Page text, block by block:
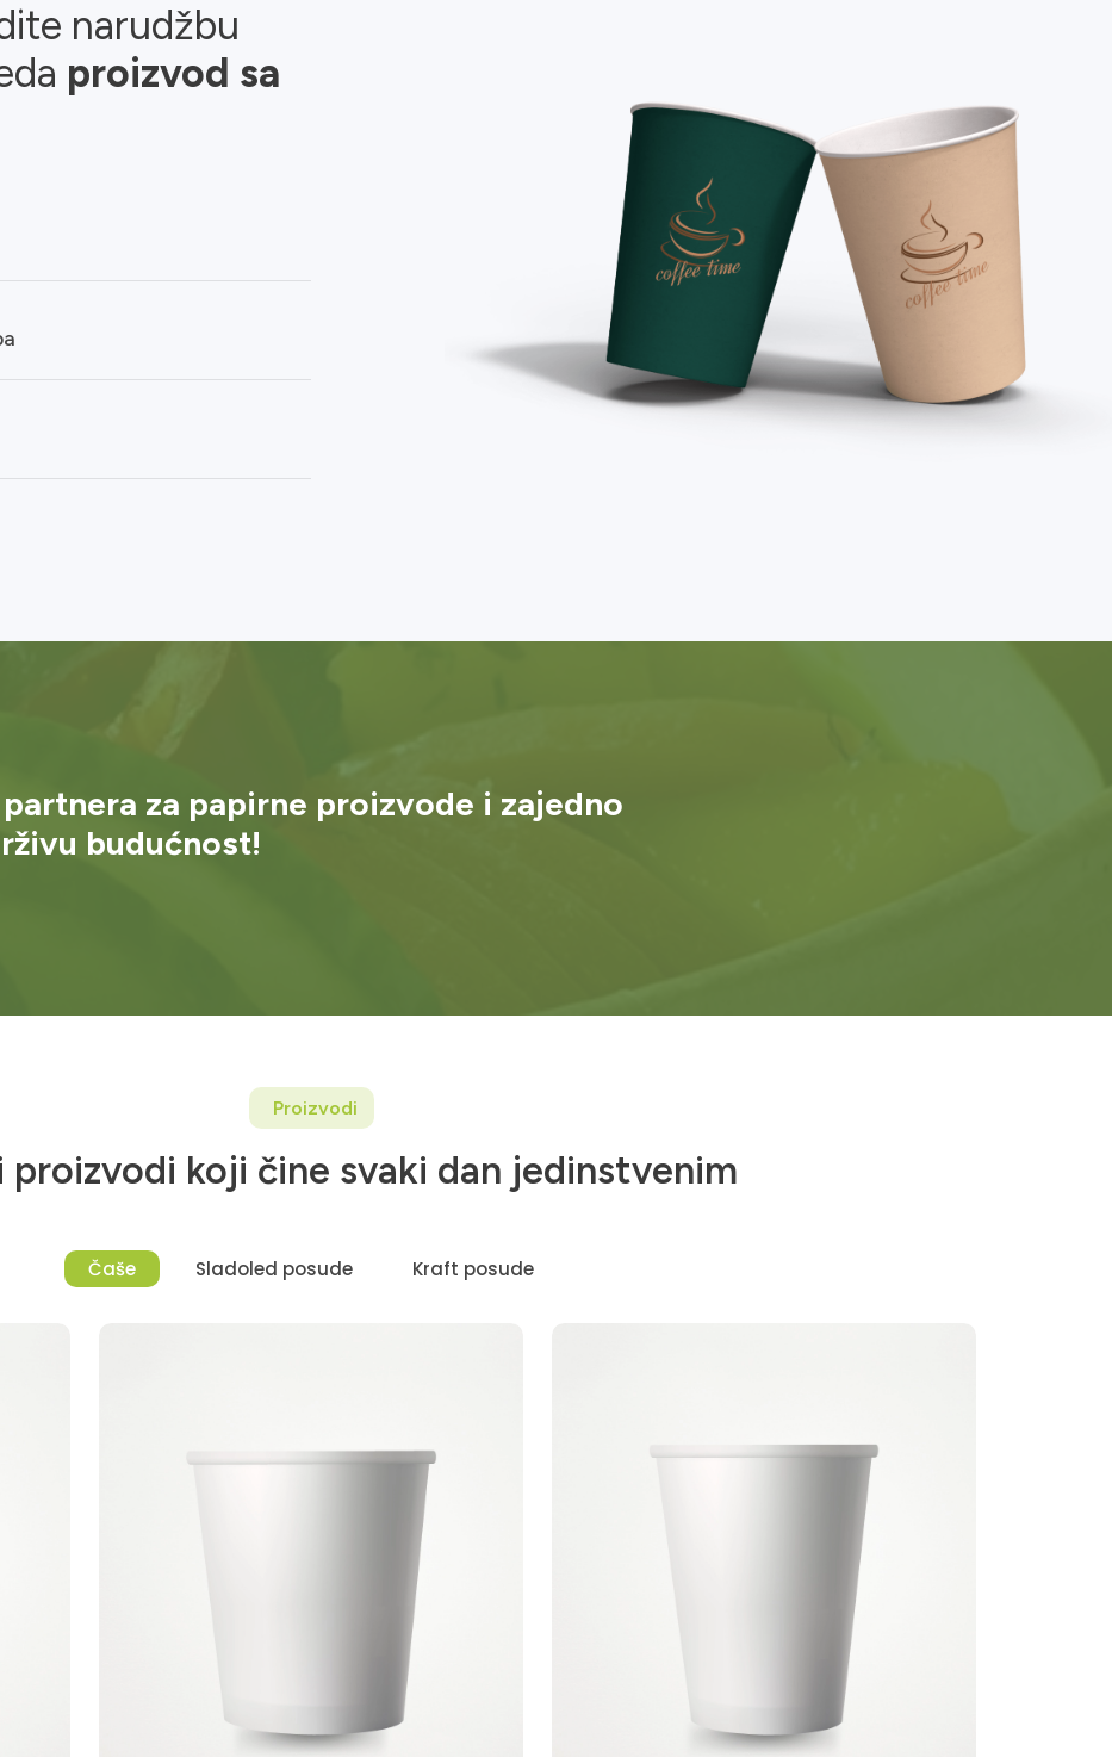
narudžbu
proizvod sa
za papirne proizvode i zajedno
budućnost!
Proizvodi
proizvodi koji čine svaki dan jedinstvenim
Čaše Sladoled posude Kraft posude